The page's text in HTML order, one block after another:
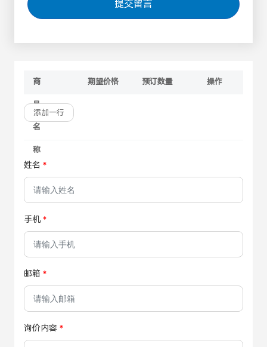
提交留言
商
品
名
称
期望价格 预订数量 操作
添加一行
姓名
手机
邮箱
询价内容